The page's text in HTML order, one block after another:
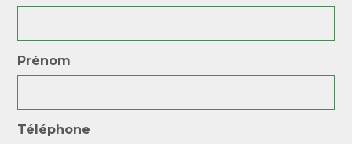
Prénom
Téléphone